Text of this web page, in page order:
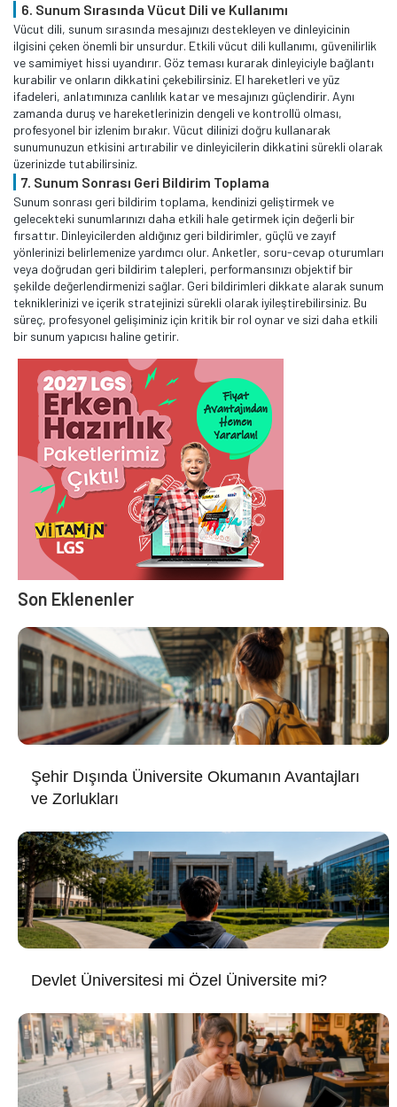
6. Sunum Sırasında Vücut Dili ve Kullanımı
Vücut dili, sunum sırasında mesajınızı destekleyen ve dinleyicinin
ilgisini çeken önemli bir unsurdur. Etkili vücut dili kullanımı, güvenilirlik
ve samimiyet hissi uyandırır. Göz teması kurarak dinleyiciyle bağlantı
kurabilir ve onların dikkatini çekebilirsiniz. El hareketleri ve yüz
ifadeleri, anlatımınıza canlılık katar ve mesajınızı güçlendirir. Aynı
zamanda duruş ve hareketlerinizin dengeli ve kontrollü olması,
profesyonel bir izlenim bırakır. Vücut dilinizi doğru kullanarak
sunumunuzun etkisini artırabilir ve dinleyicilerin dikkatini sürekli olarak
üzerinizde tutabilirsiniz.
7. Sunum Sonrası Geri Bildirim Toplama
Sunum sonrası geri bildirim toplama, kendinizi geliştirmek ve
gelecekteki sunumlarınızı daha etkili hale getirmek için değerli bir
fırsattır. Dinleyicilerden aldığınız geri bildirimler, güçlü ve zayıf
yönlerinizi belirlemenize yardımcı olur. Anketler, soru-cevap oturumları
veya doğrudan geri bildirim talepleri, performansınızı objektif bir
şekilde değerlendirmenizi sağlar. Geri bildirimleri dikkate alarak sunum
tekniklerinizi ve içerik stratejinizi sürekli olarak iyileştirebilirsiniz. Bu
süreç, profesyonel gelişiminiz için kritik bir rol oynar ve sizi daha etkili
bir sunum yapıcısı haline getirir.
Son Eklenenler
Şehir Dışında Üniversite Okumanın Avantajları
ve Zorlukları
Devlet Üniversitesi mi Özel Üniversite mi?